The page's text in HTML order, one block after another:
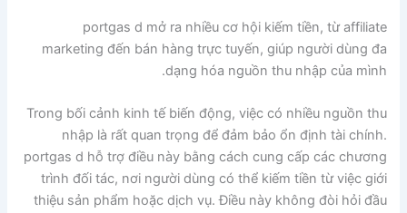
portgas d mở ra nhiều cơ hội kiếm tiền, từ affiliate
marketing đến bán hàng trực tuyến, giúp người dùng đa
dạng hóa nguồn thu nhập của mình.
Trong bối cảnh kinh tế biến động, việc có nhiều nguồn thu
nhập là rất quan trọng để đảm bảo ổn định tài chính.
portgas d hỗ trợ điều này bằng cách cung cấp các chương
trình đối tác, nơi người dùng có thể kiếm tiền từ việc giới
thiệu sản phẩm hoặc dịch vụ. Điều này không đòi hỏi đầu